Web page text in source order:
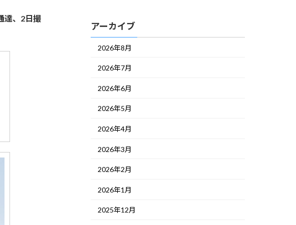
達、2日撮
アーカイブ
2026年8月
2026年7月
2026年6月
2026年5月
2026年4月
2026年3月
2026年2月
2026年1月
2025年12月